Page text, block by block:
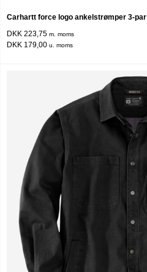
Carhartt force logo ankelstrømper 3-par
DKK 223,75 m. moms
DKK 179,00 u. moms